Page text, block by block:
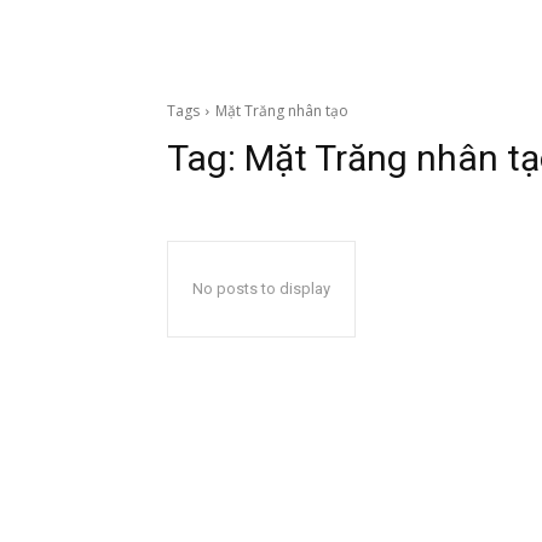
Tags Mặt Trăng nhân tạo
Tag: Mặt Trăng nhân
No posts to display